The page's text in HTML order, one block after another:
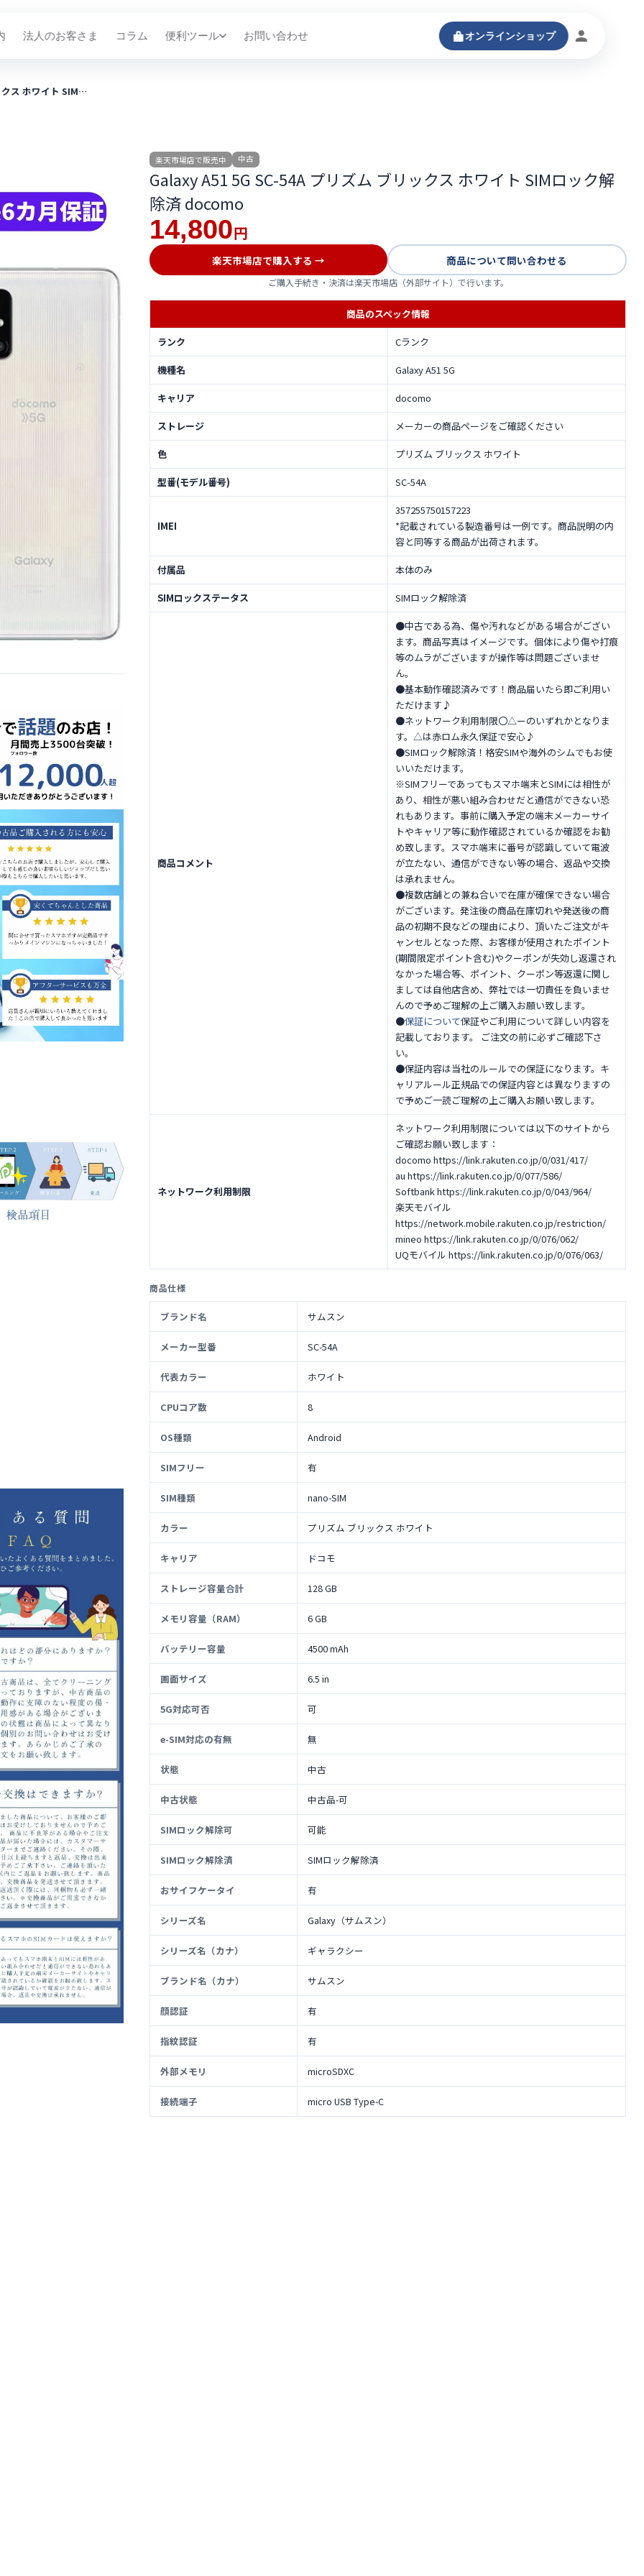
法人のお客さま コラム 便利ツール お問い合わせ オンラインショップ
ログインする
ス ホワイト SIM…
楽天市場店で販売中 中古
Galaxy A51 5G SC-54A プリズム ブリックス ホワイト SIMロック解
除済 docomo
14,800 円
楽天市場店で購入する → 商品について問い合わせる
ご購入手続き・決済は楽天市場店（外部サイト）で行います。
商品のスペック情報
ランク Cランク
機種名 Galaxy A51 5G
キャリア docomo
ストレージ メーカーの商品ページをご確認ください
色 プリズム ブリックス ホワイト
型番(モデル番号) SC-54A
IMEI
357255750157223
*記載されている製造番号は一例です。商品説明の内
容と同等する商品が出荷されます。
付属品 本体のみ
SIMロックステータス SIMロック解除済
商品コメント
●中古である為、傷や汚れなどがある場合がござい
ます。商品写真はイメージです。個体により傷や打痕
等のムラがございますが操作等は問題ございませ
ん。
●基本動作確認済みです！商品届いたら即ご利用い
ただけます♪
●ネットワーク利用制限〇△ーのいずれかとなりま
す。△は赤ロム永久保証で安心♪
●SIMロック解除済！格安SIMや海外のシムでもお使
いいただけます。
※SIMフリーであってもスマホ端末とSIMには相性が
あり、相性が悪い組み合わせだと通信ができない恐
れもあります。事前に購入予定の端末メーカーサイ
トやキャリア等に動作確認されているか確認をお勧
め致します。スマホ端末に番号が認識していて電波
が立たない、通信ができない等の場合、返品や交換
は承れません。
●複数店舗との兼ね合いで在庫が確保できない場合
がございます。発注後の商品在庫切れや発送後の商
品の初期不良などの理由により、頂いたご注文がキ
ャンセルとなった際、お客様が使用されたポイント
(期間限定ポイント含む)やクーポンが失効し返還され
なかった場合等、ポイント、クーポン等返還に関し
ましては自他店含め、弊社では一切責任を負いませ
んので予めご理解の上ご購入お願い致します。
●保証について保証やご利用について詳しい内容を
記載しております。 ご注文の前に必ずご確認下さ
い。
●保証内容は当社のルールでの保証になります。キ
ャリアルール正規品での保証内容とは異なりますの
で予めご一読ご理解の上ご購入お願い致します。
ネットワーク利用制限
ネットワーク利用制限については以下のサイトから
ご確認お願い致します：
docomo https://link.rakuten.co.jp/0/031/417/
au https://link.rakuten.co.jp/0/077/586/
Softbank https://link.rakuten.co.jp/0/043/964/
楽天モバイル
https://network.mobile.rakuten.co.jp/restriction/
mineo https://link.rakuten.co.jp/0/076/062/
UQモバイル https://link.rakuten.co.jp/0/076/063/
商品仕様
ブランド名 サムスン
メーカー型番 SC-54A
代表カラー ホワイト
CPUコア数 8
OS種類 Android
SIMフリー 有
SIM種類 nano-SIM
カラー プリズム ブリックス ホワイト
キャリア ドコモ
ストレージ容量合計 128 GB
メモリ容量（RAM） 6 GB
バッテリー容量 4500 mAh
画面サイズ 6.5 in
5G対応可否 可
e-SIM対応の有無 無
状態 中古
中古状態 中古品-可
SIMロック解除可 可能
SIMロック解除済 SIMロック解除済
おサイフケータイ 有
シリーズ名 Galaxy（サムスン）
シリーズ名（カナ） ギャラクシー
ブランド名（カナ） サムスン
顔認証 有
指紋認証 有
外部メモリ microSDXC
接続端子 micro USB Type-C